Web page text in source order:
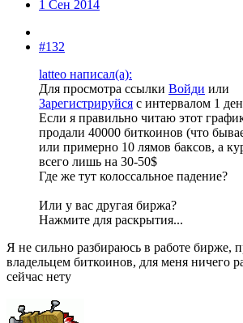
1 Сен 2014
#132
latteo написал(а):
Для просмотра ссылки Войди или
Зарегистрируйся с интервалом 1
Если я правильно читаю этот
продали 40000 биткоинов (что
или примерно 10 лямов баксов, а
всего лишь на 30-50$
Где же тут колоссальное падение?
Или у вас другая биржа?
Нажмите для раскрытия...
Я не сильно разбираюсь в работе бирже,
владельцем биткоинов, для меня ничего
сейчас нету